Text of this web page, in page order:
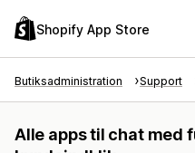
Shopify App Store
Butiksadministration Support
Alle apps til chat med